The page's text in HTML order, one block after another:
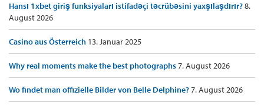
Hansı 1xbet giriş funksiyaları istifadəçi təcrübəsini yaxşılaşdırır?8.
August 2026
Casino aus Österreich 13. Januar 2025
Why real moments make the best photographs7. August 2026
Wo findet man offizielle Bilder von Belle Delphine?7. August 2026